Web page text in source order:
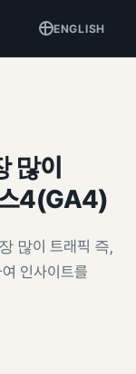
ENGLISH
많이
스4(GA4)
많이 트래픽 즉,
인사이트를